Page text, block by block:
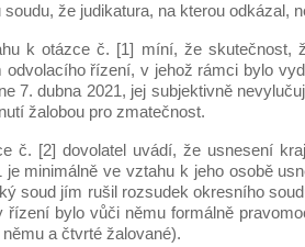
že judikatura, na kterou odkázal,
k otázce č. [1] míní, že skutečnost,
odvolacího řízení, v jehož rámci bylo
7. dubna 2021, jej subjektivně
žalobou pro zmatečnost.
č. [2] dovolatel uvádí, že usnesení
je minimálně ve vztahu k jeho osobě
soud jím rušil rozsudek okresního
řízení bylo vůči němu formálně
a čtvrté žalované).